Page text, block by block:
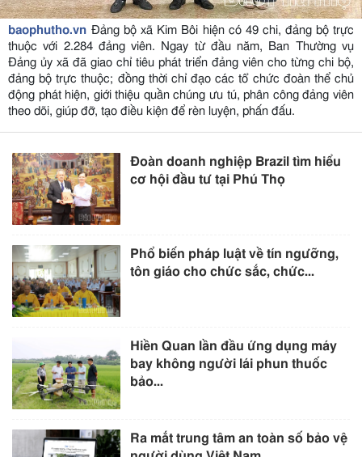
baophutho.vn Đảng bộ xã Kim Bôi hiện có 49 chi, đảng bộ trực
thuộc với 2.284 đảng viên. Ngay từ đầu năm, Ban Thường vụ
Đảng ủy xã đã giao chỉ tiêu phát triển đảng viên cho từng chi bộ,
đảng bộ trực thuộc; đồng thời chỉ đạo các tổ chức đoàn thể chủ
động phát hiện, giới thiệu quần chúng ưu tú, phân công đảng viên
theo dõi, giúp đỡ, tạo điều kiện để rèn luyện, phấn đấu.
Đoàn doanh nghiệp Brazil tìm hiểu
cơ hội đầu tư tại Phú Thọ
Phổ biến pháp luật về tín ngưỡng,
tôn giáo cho chức sắc, chức...
Hiền Quan lần đầu ứng dụng máy
bay không người lái phun thuốc
bảo...
Ra mắt trung tâm an toàn số bảo vệ